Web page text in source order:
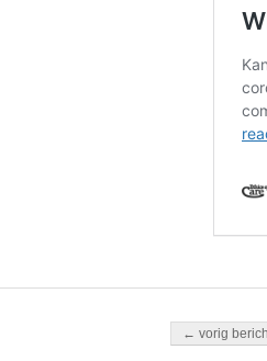
Berichten
← vorig